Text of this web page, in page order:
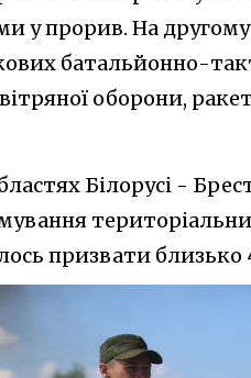
прорив. На другому
батальйонно-
оборони,
Білорусі -
призвати близько